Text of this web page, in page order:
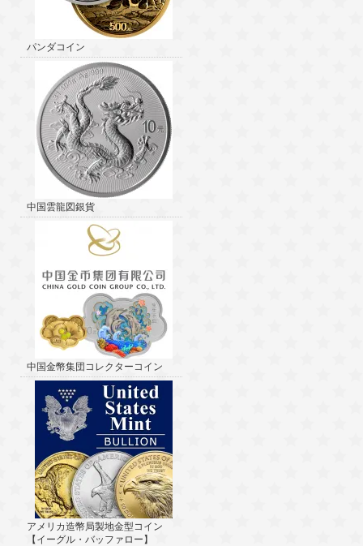
パンダコイン
中国雲龍図銀貨
中国金幣集団コレクターコイン
アメリカ造幣局製地金型コイン
【イーグル・バッファロー】